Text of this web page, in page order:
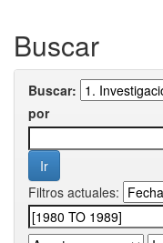
Buscar
Buscar:
por
Filtros actuales: